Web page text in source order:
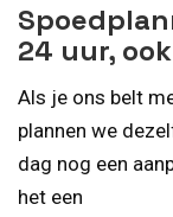
24 uur,
Als je ons belt
plannen we
dag nog een
het een